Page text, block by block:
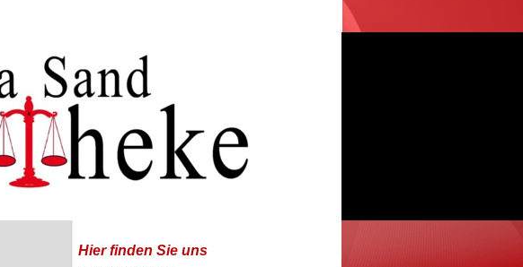
Hier finden Sie uns